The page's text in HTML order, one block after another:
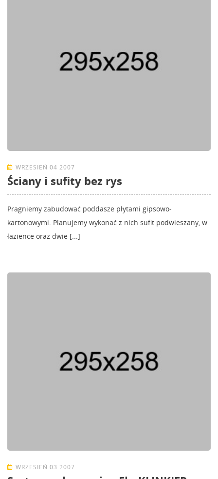
WRZESIEŃ 04 2007
Ściany i sufity bez rys
Pragniemy zabudować poddasze płytami gipsowo-
kartonowymi. Planujemy wykonać z nich sufit podwieszany, w
łazience oraz dwie [...]
WRZESIEŃ 03 2007